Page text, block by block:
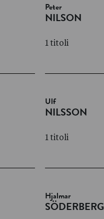
Peter
NILSON
1 titoli
Ulf
NILSSON
1 titoli
Hjalmar
SÖDERBERG